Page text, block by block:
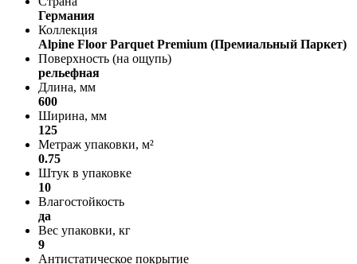
Германия
Коллекция
Alpine Floor Parquet Premium (Премиальный Паркет)
Поверхность (на ощупь)
рельефная
Длина, мм
600
Ширина, мм
125
Метраж упаковки, м²
0.75
Штук в упаковке
10
Влагостойкость
да
Вес упаковки, кг
9
Антистатическое покрытие